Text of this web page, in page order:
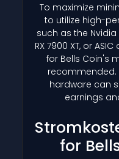
To maximize
to utilize high-
such as the Nvidia
RX 7900 XT, or
for Bells Coin's
recommended.
hardware can
earnings
for